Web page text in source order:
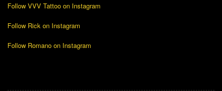
Follow VVV Tattoo on Instagram
Follow Rick on Instagram
Follow Romano on Instagram